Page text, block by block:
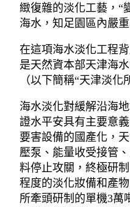
緻復雜的淡化工藝，“
海水，知足園區內嚴
在這項海水淡化工程
是天然資本部天津海
（以下簡稱“天津淡化
海水淡化對緩解沿海
證水平安具有主要意
要害設備的國產化，
壓泵、能量收受接管
料停止攻關，終極研
程度的淡化妝備和產
所牽頭研制的單機3萬